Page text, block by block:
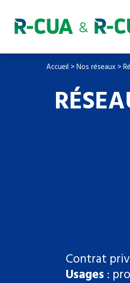
Accueil >Nos réseaux >
Contrat
Usages :